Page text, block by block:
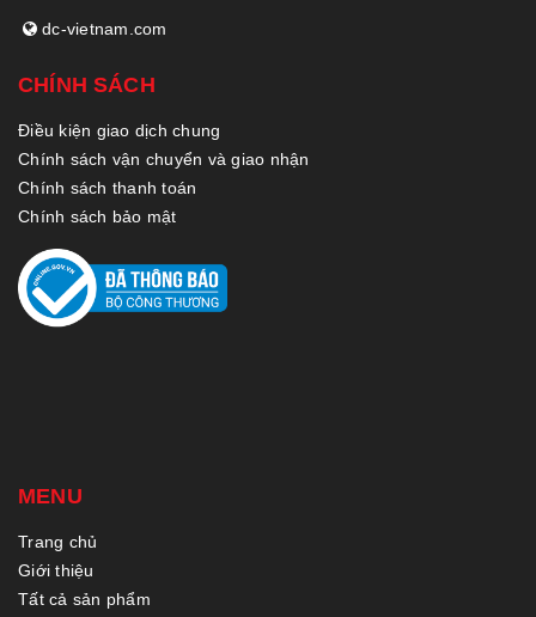
dc-vietnam.com
CHÍNH SÁCH
Điều kiện giao dịch chung
Chính sách vận chuyển và giao nhận
Chính sách thanh toán
Chính sách bảo mật
MENU
Trang chủ
Giới thiệu
Tất cả sản phẩm